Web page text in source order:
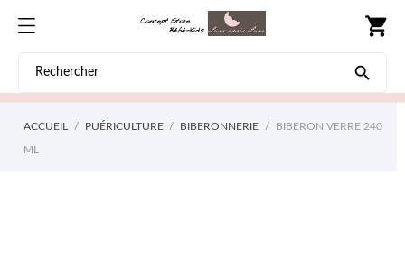
shopping_cart

ACCUEIL PUÉRICULTURE BIBERONNERIE BIBERON VERRE 240
ML